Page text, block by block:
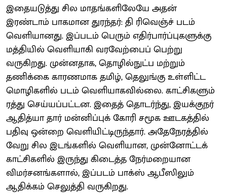
இதையடுத்து சில மாதங்களிலேயே அதன்
இரண்டாம் பாகமான துரந்தர்: தி ரிவெஞ்ச் படம்
வெளியானது. இப்படம் பெரும் எதிர்பார்ப்புகளுக்கு
மத்தியில் வெளியாகி வரவேற்பைப் பெற்று
வருகிறது. முன்னதாக, தொழில்நுட்ப மற்றும்
தணிக்கை காரணமாக தமிழ், தெலுங்கு உள்ளிட்ட
மொழிகளில் படம் வெளியாகவில்லை. காட்சிகளும்
ரத்து செய்யப்பட்டன. இதைத் தொடர்ந்து, இயக்குநர்
ஆதித்யா தார் மன்னிப்புக் கோரி சமூக ஊடகத்தில்
பதிவு ஒன்றை வெளியிட்டிருந்தார். அதேநேரத்தில்
வேறு சில இடங்களில் வெளியான, முன்னோட்டக்
காட்சிகளில் இருந்து கிடைத்த நேர்மறையான
விமர்சனங்களால், இப்படம் பாக்ஸ் ஆபீஸிலும்
ஆதிக்கம் செலுத்தி வருகிறது.